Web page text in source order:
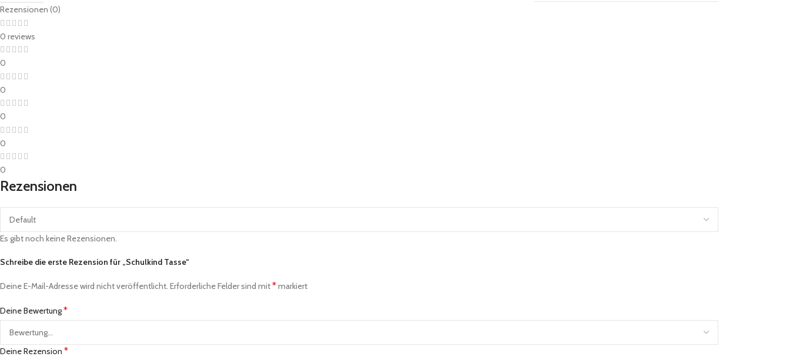
Rezensionen (0)
0 reviews
0
0
0
0
0
Rezensionen
Es gibt noch keine Rezensionen.
Schreibe die erste Rezension für „Schulkind Tasse“
Deine E-Mail-Adresse wird nicht veröffentlicht. Erforderliche Felder sind mit*markiert
Deine Bewertung*
Deine Rezension *